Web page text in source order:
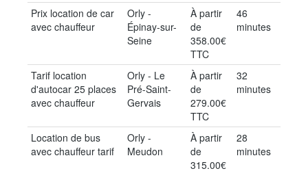
Prix location de car
avec chauffeur
Orly -
Épinay-sur-
Seine
À partir
de
358.00€
TTC
46
minutes
Tarif location
d'autocar 25 places
avec chauffeur
Orly - Le
Pré-Saint-
Gervais
À partir
de
279.00€
TTC
32
minutes
Location de bus
avec chauffeur tarif
Orly -
Meudon
À partir
de
315.00€
28
minutes